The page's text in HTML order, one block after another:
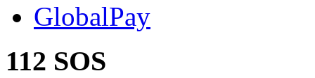
GlobalPay
112 SOS